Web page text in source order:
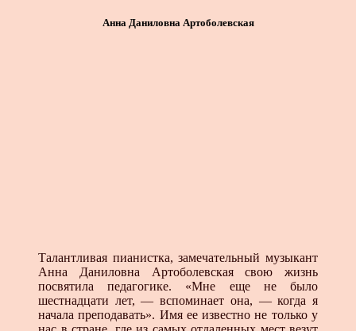
Анна Даниловна Артоболевская
Талантливая пианистка, замечательный музыкант
Анна Даниловна Артоболевская свою жизнь
посвятила педагогике. «Мне еще не было
шестнадцати лет, — вспоминает она, — когда я
начала преподавать». Имя ее известно не только у